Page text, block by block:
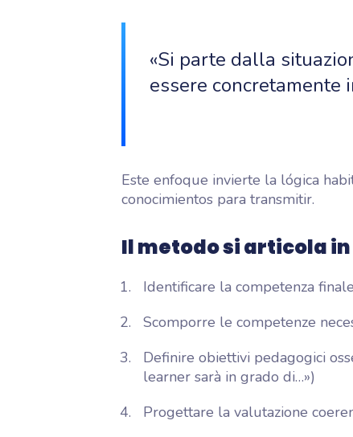
«Si parte dalla
essere concretamente
Este enfoque invierte la lógica
conocimientos para transmitir.
Il metodo si articola
Identificare la competenza finale
Scomporre le competenze
Definire obiettivi pedagogici
learner sarà in grado di…»)
Progettare la valutazione